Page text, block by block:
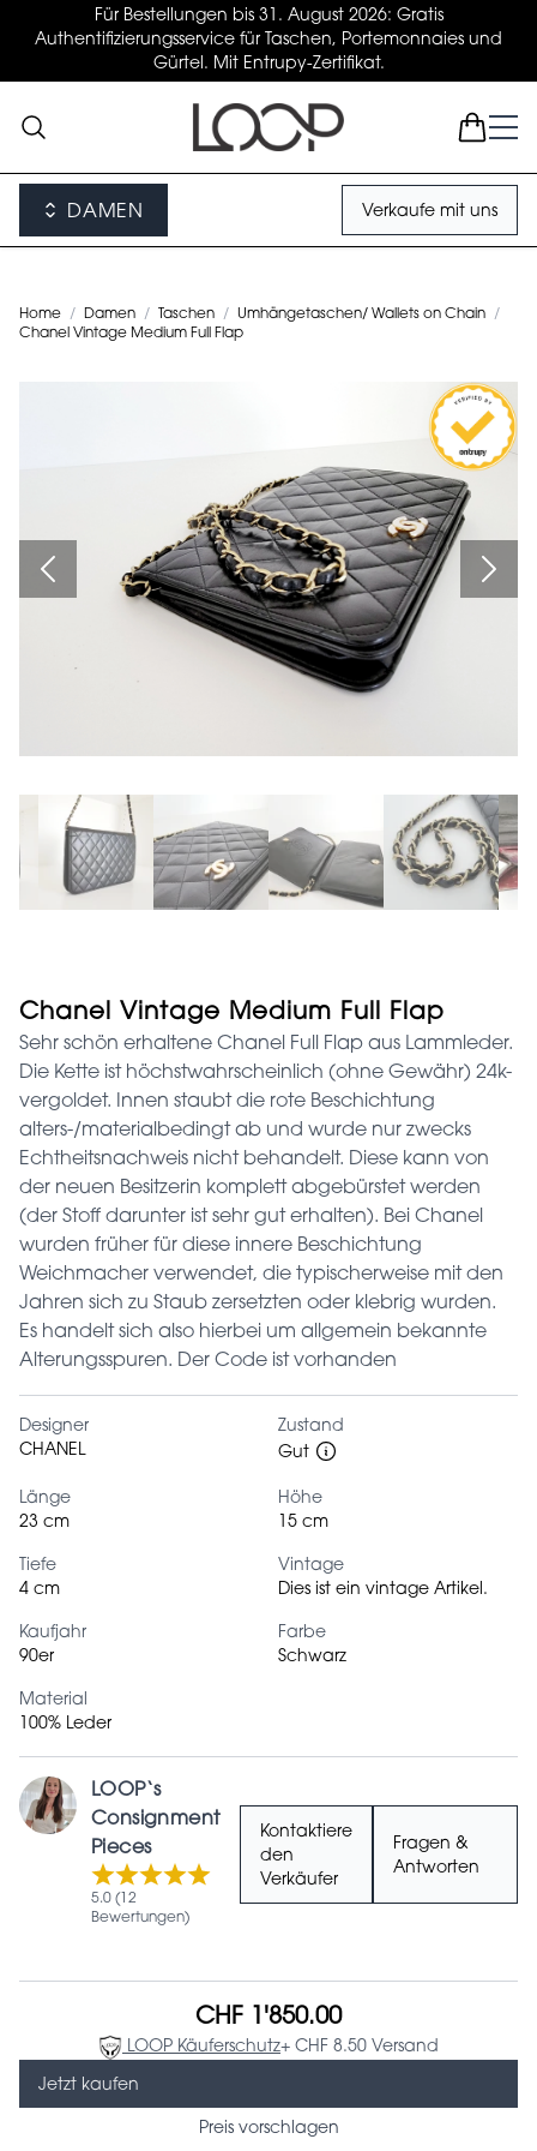
Für Bestellungen bis 31. August 2026: Gratis
Authentifizierungsservice für Taschen, Portemonnaies und
Gürtel. Mit Entrupy-Zertifikat.
DAMEN Verkaufe mit uns
Home / Damen / Taschen / Umhängetaschen/ Wallets on Chain
/
Chanel Vintage Medium Full Flap
Chanel Vintage Medium Full Flap
Sehr schön erhaltene Chanel Full Flap aus Lammleder.
Die Kette ist höchstwahrscheinlich (ohne Gewähr) 24k-
vergoldet. Innen staubt die rote Beschichtung
alters-/materialbedingt ab und wurde nur zwecks
Echtheitsnachweis nicht behandelt. Diese kann von
der neuen Besitzerin komplett abgebürstet werden
(der Stoff darunter ist sehr gut erhalten). Bei Chanel
wurden früher für diese innere Beschichtung
Weichmacher verwendet, die typischerweise mit den
Jahren sich zu Staub zersetzten oder klebrig wurden.
Es handelt sich also hierbei um allgemein bekannte
Alterungsspuren. Der Code ist vorhanden
Designer
CHANEL
Zustand
Gut
Länge
23 cm
Höhe
15 cm
Tiefe
4 cm
Vintage
Dies ist ein vintage Artikel.
Kaufjahr
90er
Farbe
Schwarz
Material
100% Leder
LOOP‘s
Consignment
Pieces
5.0 (12
Bewertungen)
Kontaktiere
den
Verkäufer
Fragen &
Antworten
CHF 1'850.00
LOOP Käuferschutz+ CHF 8.50 Versand
Jetzt kaufen
Preis vorschlagen